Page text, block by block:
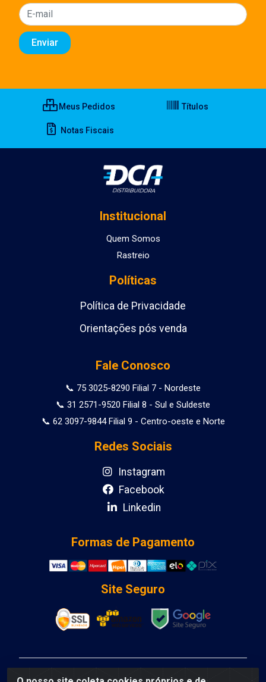
Meus Pedidos Títulos
Notas Fiscais
Institucional
Quem Somos
Rastreio
Políticas
Política de Privacidade
Orientações pós venda
Fale Conosco
📞 75 3025-8290 Filial 7 - Nordeste
📞 31 2571-9520 Filial 8 - Sul e Suldeste
📞 62 3097-9844 Filial 9 - Centro-oeste e Norte
Redes Sociais
Instagram
Facebook
Linkedin
Formas de Pagamento
Site Seguro
DCA DISTRIBUIDORA DE COSMETICOS LTDA - AV